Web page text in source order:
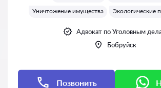
Уничтожение имущества
Экологические
Адвокат по Уголовным
Бобруйск
Позвонить